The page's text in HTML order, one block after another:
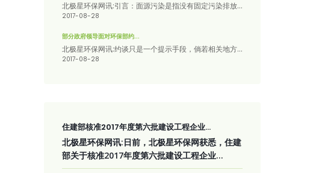
北极星环保网讯:引言：面源污染是指没有固定污染排放...
2017-08-28
部分政府领导面对环保部约...
北极星环保网讯:约谈只是一个提示手段，倘若相关地方...
2017-08-28
住建部核准2017年度第六批建设工程企业...
北极星环保网讯:日前，北极星环保网获悉，住建
部关于核准2017年度第六批建设工程企业...